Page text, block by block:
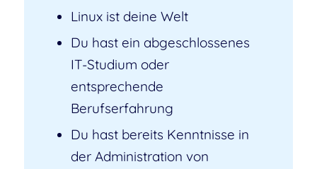
Linux ist deine Welt
Du hast ein abgeschlossenes
IT-Studium oder
entsprechende
Berufserfahrung
Du hast bereits Kenntnisse in
der Administration von